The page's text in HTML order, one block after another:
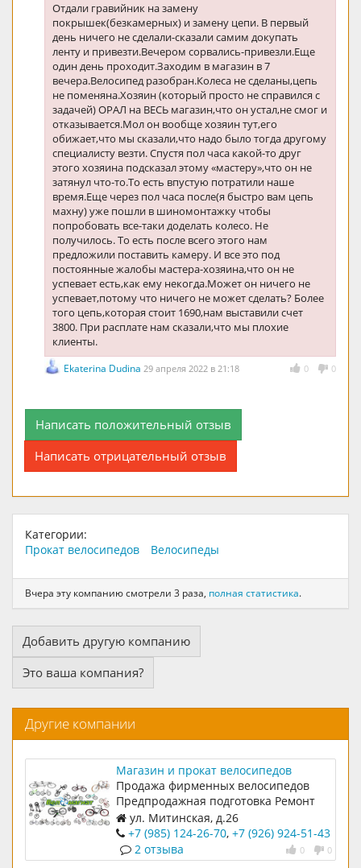
Отдали гравийник на замену
покрышек(безкамерных) и замену цепи. В первый
день ничего не сделали-сказали самим докупать
ленту и привезти.Вечером сорвались-привезли.Еще
один день проходит.Заходим в магазин в 7
вечера.Велосипед разобран.Колеса не сделаны,цепь
не поменяна.Хозяин (который просто не справился с
задачей) ОРАЛ на ВЕСЬ магазин,что он устал,не смог и
отказывается.Мол он вообще хозяин тут,его
обижает,что мы сказали,что надо было тогда другому
специалисту везти. Спустя пол часа какой-то друг
этого хозяина подсказал этому «мастеру»,что он не
затянул что-то.То есть впустую потратили наше
время.Еще через пол часа после(я быстро вам цепь
махну) уже пошли в шиномонтажку чтобы
попробовать все-таки доделать колесо. Не
получилось. То есть после всего этого нам
предложили поставить камеру. И все это под
постоянные жалобы мастера-хозяина,что он не
успевает есть,как ему некогда.Может он ничего не
успевает,потому что ничего не может сделать? Более
того цепь,которая стоит 1690,нам выставили счет
3800. При расплате нам сказали,что мы плохие
клиенты.
0 0
Ekaterina Dudina 29 апреля 2022 в 21:18
Написать положительный отзыв
Написать отрицательный отзыв
Категории:
Прокат велосипедов
Велосипеды
Вчера эту компанию смотрели 3 раза, полная статистика.
Добавить другую компанию
Это ваша компания?
Другие компании
Магазин и прокат велосипедов
Веломагнат
Продажа фирменных велосипедов
Предпродажная подготовка Ремонт
велосипедов Прокат велосипедов
ул. Митинская, д.26
+7 (985) 124-26-70, +7 (926) 924-51-43
0 0
2 отзыва